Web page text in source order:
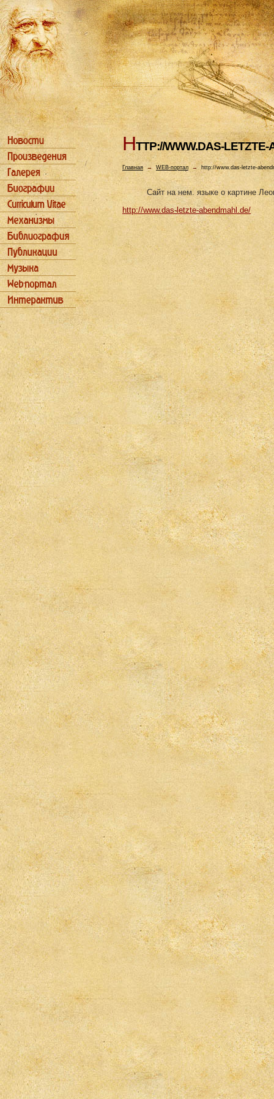
HTTP://WWW.DAS-
Главная→ WEB-портал → http://www.das-letzte-
Сайт на нем. языке о картине
http://www.das-letzte-abendmahl.de/